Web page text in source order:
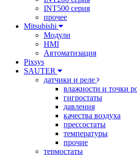
INT500 серия
прочее
Mitsubishi
Модули
HMI
Автоматизация
Pixsys
SAUTER
датчики и реле
влажности и точки
гигростаты
давления
качества воздуха
прессостаты
температуры
прочие
термостаты